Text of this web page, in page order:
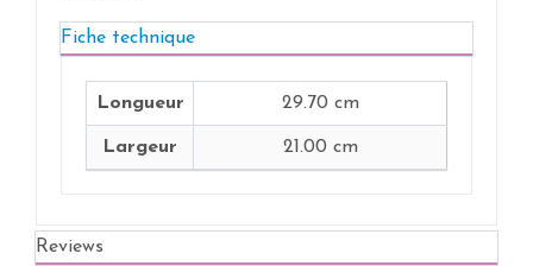
Fiche technique
Longueur 29.70 cm
Largeur 21.00 cm
Reviews